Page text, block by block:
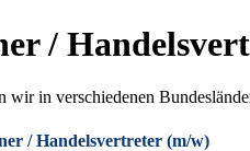
/
wir in verschiedenen
/ Handelsvertreter (m/w)